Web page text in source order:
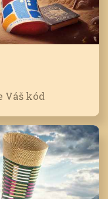
Váš kód